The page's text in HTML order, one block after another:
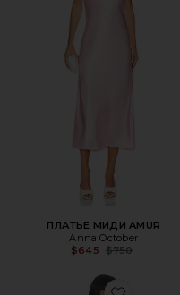
ПЛАТЬЕ МИДИ AMUR
Anna October
$645 Previous price:
$750